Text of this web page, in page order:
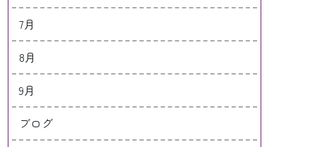
7月
8月
9月
ブログ